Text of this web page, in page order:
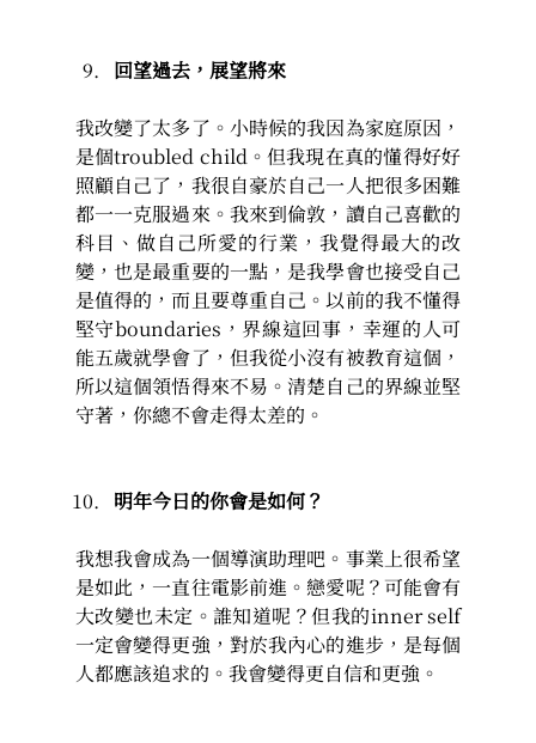
回望過去，展望將來
我改變了太多了。小時候的我因為家庭原因，
是個troubled child。但我現在真的懂得好好
照顧自己了，我很自豪於自己一人把很多困難
都一一克服過來。我來到倫敦，讀自己喜歡的
科目、做自己所愛的行業，我覺得最大的改
變，也是最重要的一點，是我學會也接受自己
是值得的，而且要尊重自己。以前的我不懂得
堅守boundaries，界線這回事，幸運的人可
能五歲就學會了，但我從小沒有被教育這個，
所以這個領悟得來不易。清楚自己的界線並堅
守著，你總不會走得太差的。
明年今日的你會是如何？
我想我會成為一個導演助理吧。事業上很希望
是如此，一直往電影前進。戀愛呢？可能會有
大改變也未定。誰知道呢？但我的inner self
一定會變得更強，對於我內心的進步，是每個
人都應該追求的。我會變得更自信和更強。